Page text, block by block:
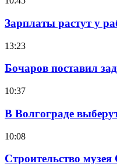
Зарплаты растут у
13:23
Бочаров поставил
10:37
В Волгограде
10:08
Строительство